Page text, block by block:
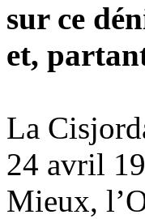
sur ce
et,
La
24 avril
Mieux,